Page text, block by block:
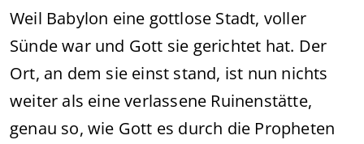
Weil Babylon eine gottlose Stadt, voller
Sünde war und Gott sie gerichtet hat. Der
Ort, an dem sie einst stand, ist nun nichts
weiter als eine verlassene Ruinenstätte,
genau so, wie Gott es durch die Propheten